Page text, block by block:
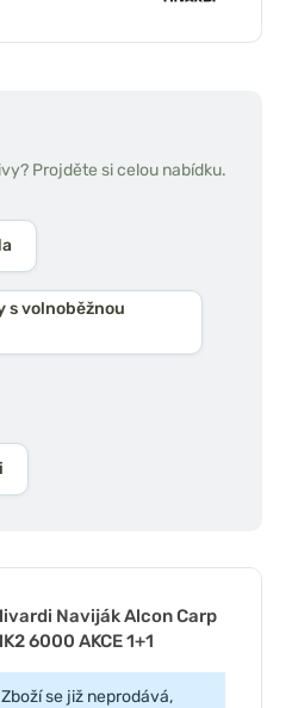
Projděte si celou nabídku.
s volnoběžnou
Naviják Alcon Carp
6000 AKCE 1+1
Zboží se již neprodává,